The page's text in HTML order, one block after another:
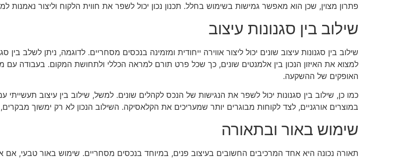
פתרון מצוין, שכן הוא מאפשר גמישות בשימוש בחלל. תכנון נכון יכול לשפר את חווית הלקוח וליצור נאמנות
שילוב בין סגנונות עיצוב
שילוב בין סגנונות עיצוב שונים יכול ליצור אווירה ייחודית ומזמינה בנכסים מסחריים. לדוגמה, ניתן לשלב
למצוא את האיזון הנכון בין אלמנטים שונים, כך שכל פרט תורם למראה הכללי ולתחושת המקום. בעבודה עם
האופקים של ההשקעה.
כמו כן, שילוב בין סגנונות יכול לשפר את הנגישות של הנכס לקהלים שונים. למשל, שילוב בין עיצוב תעשייתי
במוצרים אורגניים, לצד לקוחות מבוגרים יותר שמעריכים את הקלאסיקה. השילוב הנכון לא רק ימשוך
שימוש באור ובתאורה
תאורה נכונה היא אחד המרכיבים החשובים בעיצוב פנים, במיוחד בנכסים מסחריים. שימוש באור טבעי, אם